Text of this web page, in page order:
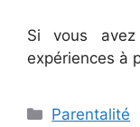
Si vous
expériences à
Categories
Parentalité